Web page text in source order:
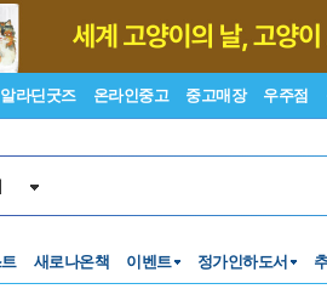
알라딘굿즈 온라인중고 중고매장 우주점
새로나온책 이벤트 정가인하도서